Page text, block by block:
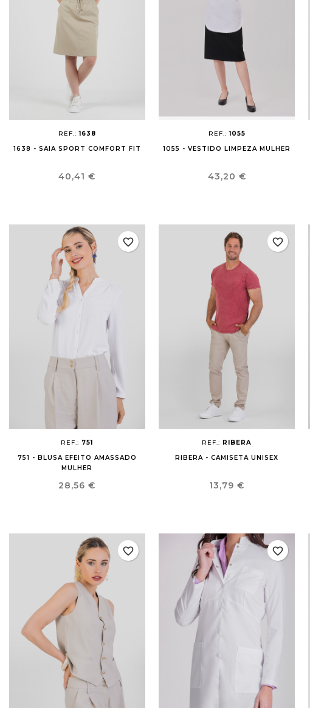
REF.:1638
1638 - SAIA SPORT COMFORT FIT
Preço
40,41 €
REF.:1055
1055 - VESTIDO LIMPEZA MULHER
Preço
43,20 €
REF.: 751
751 - BLUSA EFEITO AMASSADO
MULHER
Preço
28,56 €
favorite_border
REF.: RIBERA
RIBERA - CAMISETA UNISEX
Preço
13,79 €
favorite_border
favorite_border favorite_border